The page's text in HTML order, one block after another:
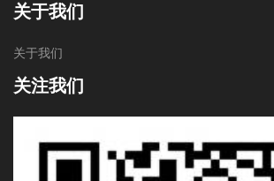
关于我们
关于我们
关注我们